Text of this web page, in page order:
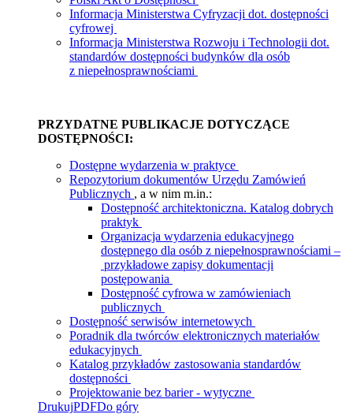
Informacja Ministerstwa Cyfryzacji dot. dostępności
cyfrowej
Informacja Ministerstwa Rozwoju i Technologii dot.
standardów dostępności budynków dla osób
z niepełnosprawnościami
PRZYDATNE PUBLIKACJE DOTYCZĄCE
DOSTĘPNOŚCI:
Dostępne wydarzenia w praktyce
Repozytorium dokumentów Urzędu Zamówień
Publicznych , a w nim m.in.:
Dostępność architektoniczna. Katalog dobrych
praktyk
Organizacja wydarzenia edukacyjnego
dostępnego dla osób z niepełnosprawnościami –
przykładowe zapisy dokumentacji
postępowania
Dostępność cyfrowa w zamówieniach
publicznych
Dostępność serwisów internetowych
Poradnik dla twórców elektronicznych materiałów
edukacyjnych
Katalog przykładów zastosowania standardów
dostępności
Projektowanie bez barier - wytyczne
DrukujPDFDo góry